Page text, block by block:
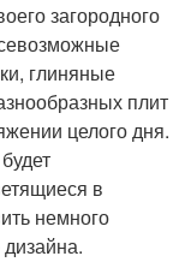
загородного
глиняные
плит
целого дня.
в
немного